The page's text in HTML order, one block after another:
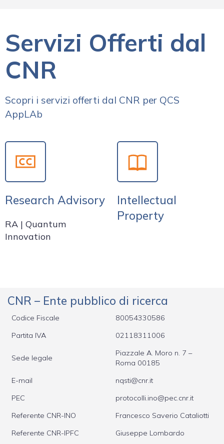
Servizi Offerti dal
CNR
Scopri i servizi offerti dal CNR per QCS
AppLAb
Research Advisory
RA | Quantum
Innovation
Intellectual
Property
CNR – Ente pubblico di ricerca
Codice Fiscale
80054330586
Partita IVA
02118311006
Sede legale
Piazzale A. Moro n. 7 –
Roma 00185
E-mail
nqsti@cnr.it
PEC
protocolli.ino@pec.cnr.it
Referente CNR-INO
Francesco Saverio Cataliotti
Referente CNR-IPFC
Giuseppe Lombardo